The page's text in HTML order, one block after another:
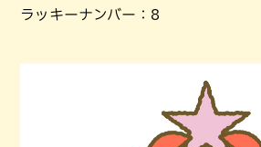
ラッキーナンバー：8